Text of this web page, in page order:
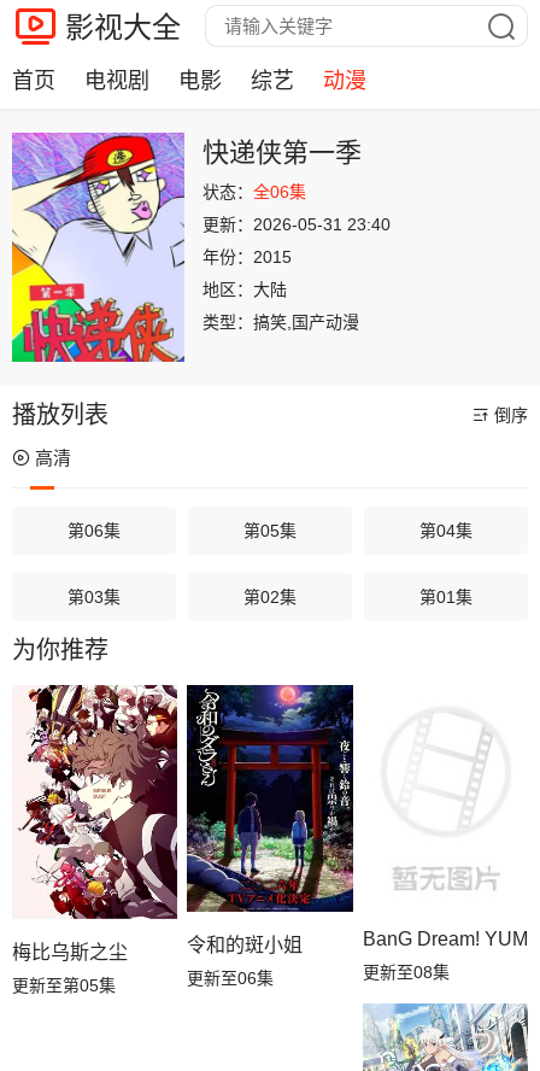
影视大全
首页 电视剧 电影 综艺 动漫
快递侠第一季
状态： 全06集
更新： 2026-05-31 23:40
年份： 2015
地区： 大陆
类型： 搞笑,国产动漫
播放列表 倒序
高清
第06集 第05集 第04集
第03集 第02集 第01集
为你推荐
梅比乌斯之尘
更新至第05集
令和的斑小姐
更新至06集
BanG Dream!
更新至08集